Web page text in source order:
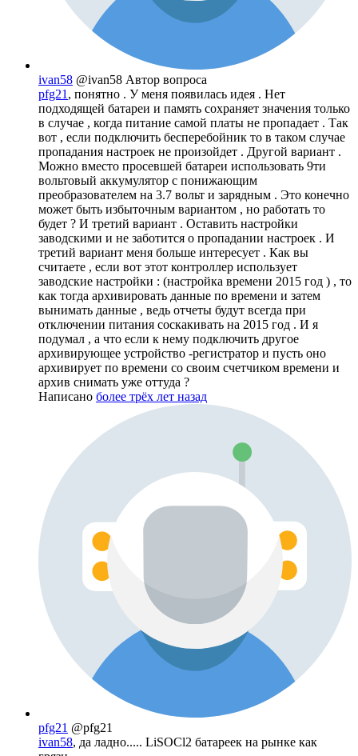
ivan58 @ivan58 Автор вопроса
pfg21 , понятно . У меня появилась идея . Нет
подходящей батареи и память сохраняет значения только
в случае , когда питание самой платы не пропадает . Так
вот , если подключить бесперебойник то в таком случае
пропадания настроек не произойдет . Другой вариант .
Можно вместо просевшей батареи использовать 9ти
вольтовый аккумулятор с понижающим
преобразователем на 3.7 вольт и зарядным . Это конечно
может быть избыточным вариантом , но работать то
будет ? И третий вариант . Оставить настройки
заводскими и не заботится о пропадании настроек . И
третий вариант меня больше интересует . Как вы
считаете , если вот этот контроллер использует
заводские настройки : (настройка времени 2015 год ) , то
как тогда архивировать данные по времени и затем
вынимать данные , ведь отчеты будут всегда при
отключении питания соскакивать на 2015 год . И я
подумал , а что если к нему подключить другое
архивирующее устройство -регистратор и пусть оно
архивирует по времени со своим счетчиком времени и
архив снимать уже оттуда ?
Написано более трёх лет назад
pfg21 @pfg21
ivan58, да ладно..... LiSOCl2 батареек на рынке как